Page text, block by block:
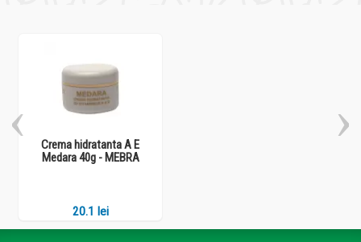
Crema hidratanta A E
Medara 40g - MEBRA
20.1 lei